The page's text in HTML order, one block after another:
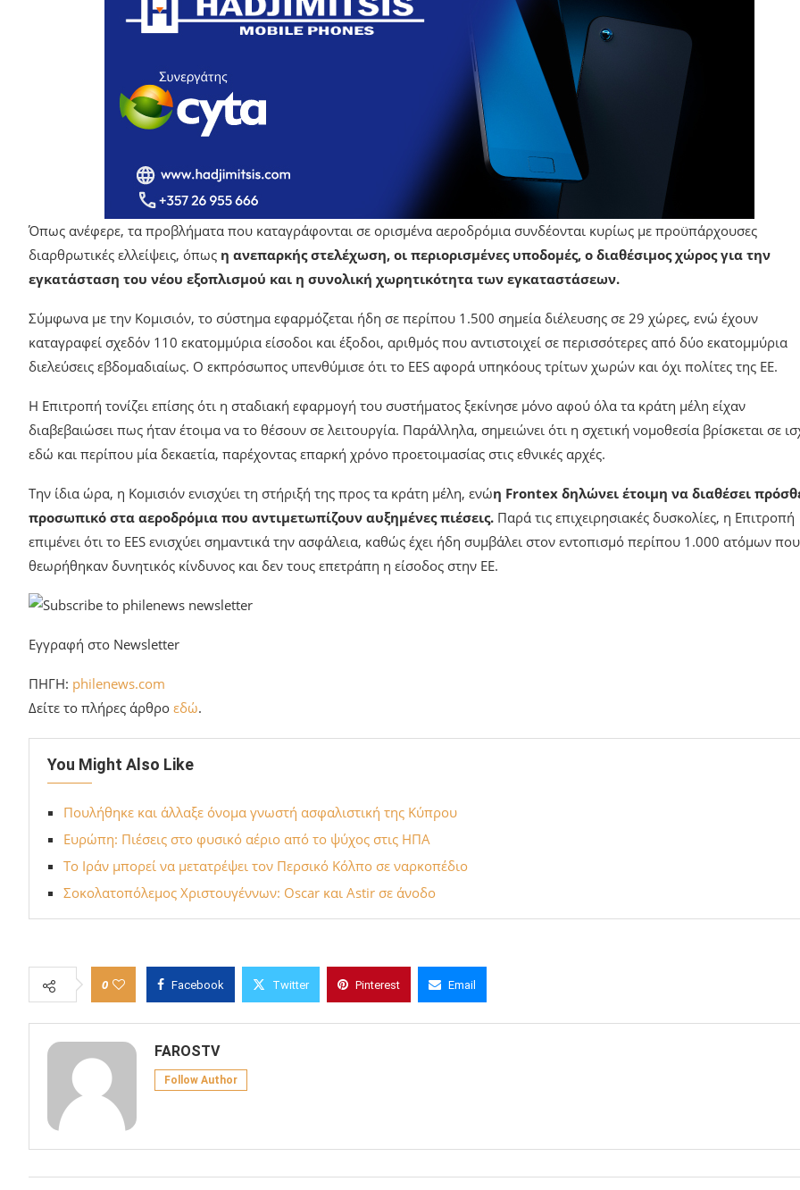
Όπως ανέφερε, τα προβλήματα που καταγράφονται σε ορισμένα αεροδρόμια συνδέονται κυρίως με προϋπάρχουσες
διαρθρωτικές ελλείψεις, όπως η ανεπαρκής στελέχωση, οι περιορισμένες υποδομές, ο διαθέσιμος χώρος για την
εγκατάσταση του νέου εξοπλισμού και η συνολική χωρητικότητα των εγκαταστάσεων.
Σύμφωνα με την Κομισιόν, το σύστημα εφαρμόζεται ήδη σε περίπου 1.500 σημεία διέλευσης σε 29 χώρες, ενώ έχουν
καταγραφεί σχεδόν 110 εκατομμύρια είσοδοι και έξοδοι, αριθμός που αντιστοιχεί σε περισσότερες από δύο εκατομμύρια
διελεύσεις εβδομαδιαίως. Ο εκπρόσωπος υπενθύμισε ότι το EES αφορά υπηκόους τρίτων χωρών και όχι πολίτες της ΕΕ.
Η Επιτροπή τονίζει επίσης ότι η σταδιακή εφαρμογή του συστήματος ξεκίνησε μόνο αφού όλα τα κράτη μέλη είχαν
διαβεβαιώσει πως ήταν έτοιμα να το θέσουν σε λειτουργία. Παράλληλα, σημειώνει ότι η σχετική νομοθεσία βρίσκεται σε
εδώ και περίπου μία δεκαετία, παρέχοντας επαρκή χρόνο προετοιμασίας στις εθνικές αρχές.
Την ίδια ώρα, η Κομισιόν ενισχύει τη στήριξή της προς τα κράτη μέλη, ενώη Frontex δηλώνει έτοιμη να διαθέσει
προσωπικό στα αεροδρόμια που αντιμετωπίζουν αυξημένες πιέσεις. Παρά τις επιχειρησιακές δυσκολίες, η Επιτροπή
επιμένει ότι το EES ενισχύει σημαντικά την ασφάλεια, καθώς έχει ήδη συμβάλει στον εντοπισμό περίπου 1.000 ατόμων που
θεωρήθηκαν δυνητικός κίνδυνος και δεν τους επετράπη η είσοδος στην ΕΕ.
Εγγραφή στο Newsletter
ΠΗΓΗ: philenews.com
Δείτε το πλήρες άρθρο εδώ.
You Might Also Like
Πουλήθηκε και άλλαξε όνομα γνωστή ασφαλιστική της Κύπρου
Ευρώπη: Πιέσεις στο φυσικό αέριο από το ψύχος στις ΗΠΑ
Το Ιράν μπορεί να μετατρέψει τον Περσικό Κόλπο σε ναρκοπέδιο
Σοκολατοπόλεμος Χριστουγέννων: Oscar και Astir σε άνοδο
0 Facebook Twitter Pinterest Email
FAROSTV
Follow Author